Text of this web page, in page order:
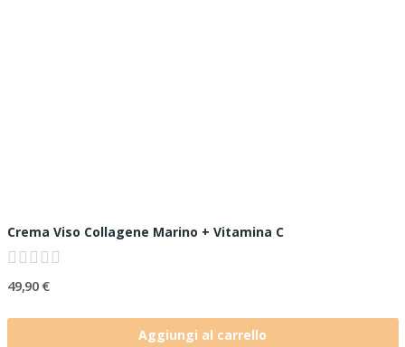
Crema Viso Collagene Marino + Vitamina C
49,90 €
Aggiungi al carrello